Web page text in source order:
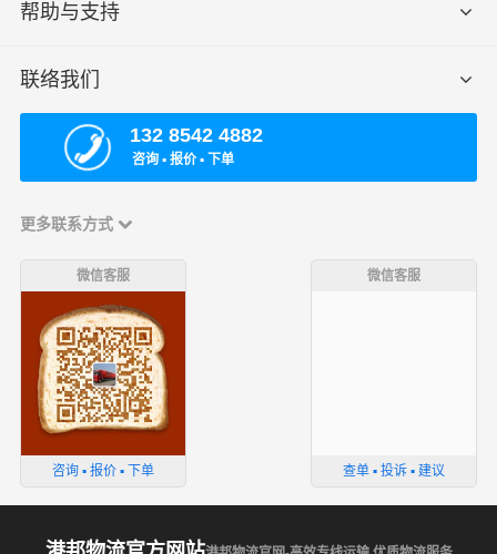
帮助与支持
联络我们
132 8542 4882
咨询 ▪ 报价 ▪ 下单
更多联系方式
微信客服
咨询 ▪ 报价 ▪ 下单
微信客服
查单 ▪ 投诉 ▪ 建议